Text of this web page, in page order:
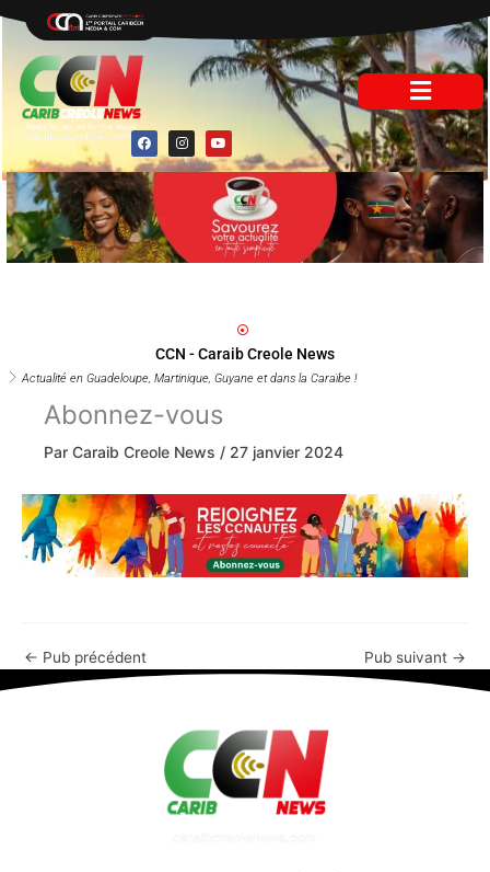
contenu
F
a
c
e
b
o
o
k
I
n
s
t
Y
o
u
t
b
e
Actualité en Guadeloupe, Martinique, Guyane et dans la Caraïbe !
CCN - Caraib Creole News
Abonnez-vous
Par Caraib Creole News / 27 janvier 2024
← Pub précédent Pub suivant →